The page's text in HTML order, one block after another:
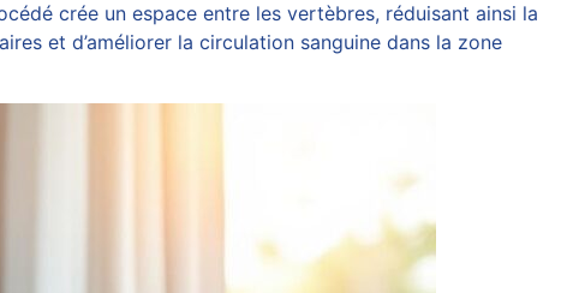
crée un espace entre les vertèbres, réduisant ainsi la
et d’améliorer la circulation sanguine dans la zone